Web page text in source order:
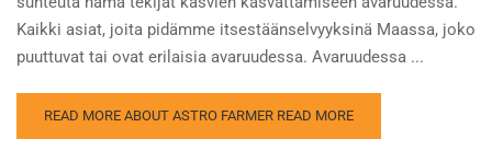
Kaikki asiat, joita pidämme itsestäänselvyyksinä Maassa, joko
puuttuvat tai ovat erilaisia avaruudessa. Avaruudessa ...
READ MORE ABOUT ASTRO FARMER READ MORE